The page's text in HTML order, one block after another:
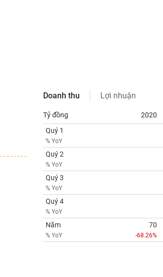
Doanh thu Lợi nhuận
Tỷ đồng
2020
Quý 1
% YoY
Quý 2
% YoY
Quý 3
% YoY
Quý 4
% YoY
Năm
% YoY
70
-68.26%